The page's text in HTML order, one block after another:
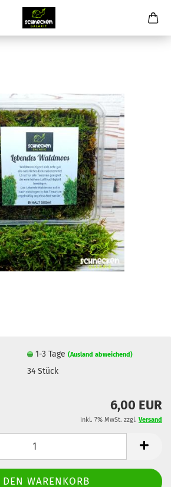
1-3 Tage(Ausland abweichend)
34Stück
6,00 EUR
inkl. 7% MwSt. zzgl. Versand